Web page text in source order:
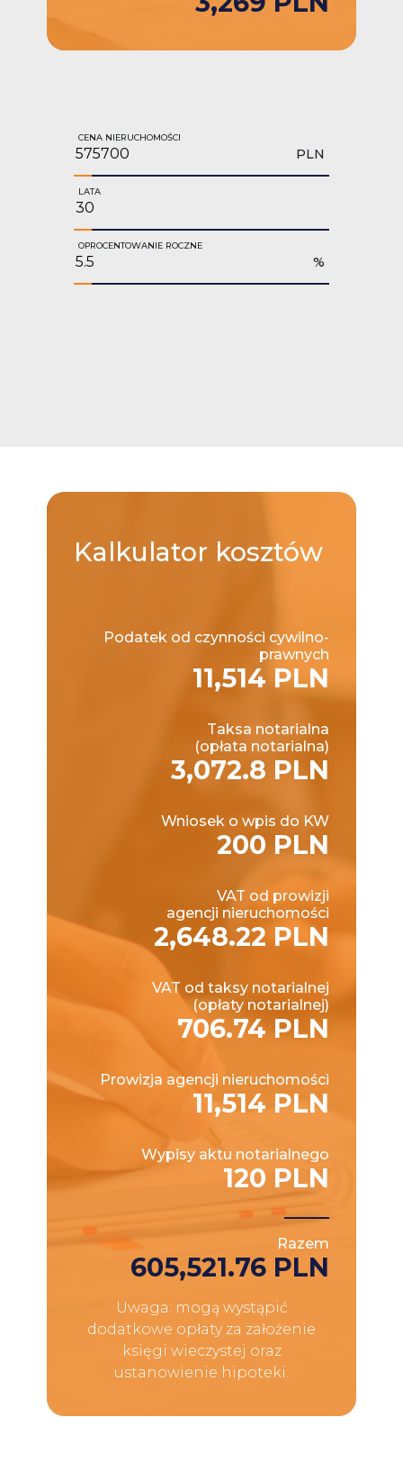
CENA NIERUCHOMOŚCI
PLN
LATA
OPROCENTOWANIE ROCZNE
%
Kalkulator kosztów
Podatek od czynności cywilno-
prawnych
11,514 PLN
Taksa notarialna
(opłata notarialna)
3,072.8 PLN
Wniosek o wpis do KW
200 PLN
VAT od prowizji
agencji nieruchomości
2,648.22 PLN
VAT od taksy notarialnej
(opłaty notarialnej)
706.74 PLN
Prowizja agencji nieruchomości
11,514 PLN
Wypisy aktu notarialnego
120 PLN
Razem
605,521.76 PLN
Uwaga: mogą wystąpić
dodatkowe opłaty za założenie
księgi wieczystej oraz
ustanowienie hipoteki.